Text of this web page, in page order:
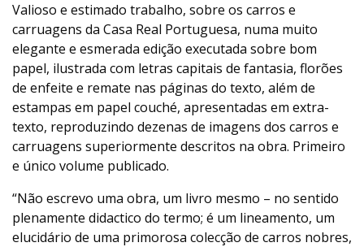
Valioso e estimado trabalho, sobre os carros e
carruagens da Casa Real Portuguesa, numa muito
elegante e esmerada edição executada sobre bom
papel, ilustrada com letras capitais de fantasia, florões
de enfeite e remate nas páginas do texto, além de
estampas em papel couché, apresentadas em extra-
texto, reproduzindo dezenas de imagens dos carros e
carruagens superiormente descritos na obra. Primeiro
e único volume publicado.
“Não escrevo uma obra, um livro mesmo – no sentido
plenamente didactico do termo; é um lineamento, um
elucidário de uma primorosa colecção de carros nobres,